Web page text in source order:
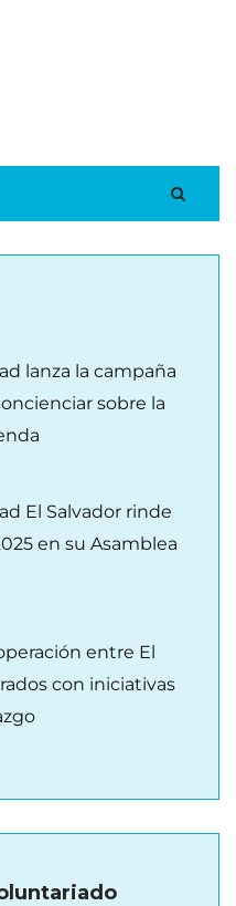
lanza la campaña
sobre la
El Salvador rinde
en su Asamblea
entre El
con iniciativas